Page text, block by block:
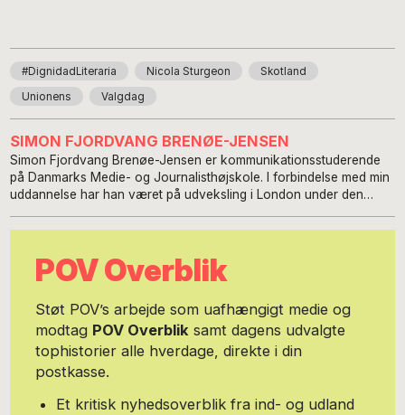
#DignidadLiteraria Nicola Sturgeon Skotland
Unionens Valgdag
SIMON FJORDVANG BRENØE-JENSEN
Simon Fjordvang Brenøe-Jensen er kommunikationsstuderende
på Danmarks Medie- og Journalisthøjskole. I forbindelse med min
uddannelse har han været på udveksling i London under den
Europa-Parlamentet i efteråret 2018 og på den danske
tidligere været redaktør for udlandsredaktionen for nyhedsmediet
Polmic, som formidlede politik til unge danskere.
POV Overblik
Støt POV’s arbejde som uafhængigt medie og
modtag POV Overblik samt dagens udvalgte
tophistorier alle hverdage, direkte i din
postkasse.
Et kritisk nyhedsoverblik fra ind- og udland